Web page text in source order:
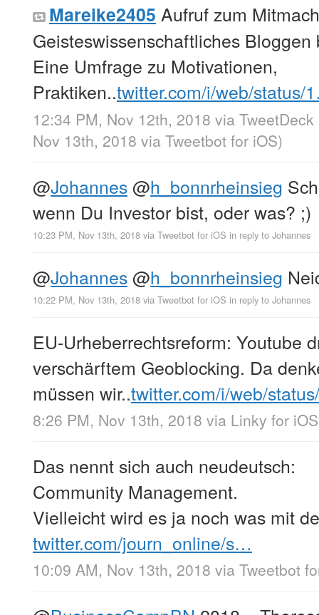
Mareike2405 Aufruf zum
Geisteswissenschaftliches
Eine Umfrage zu Motivationen,
Praktiken..twitter.com/i/web/status/
12:34 PM, Nov 12th, 2018 via TweetDeck
Nov 13th, 2018 via Tweetbot for iΟS)
@Johannes@h_bonnrheinsieg
wenn Du Investor bist, oder was? ;)
10:23 PM, Nov 13th, 2018 via Tweetbot for iΟS in reply to Johannes
@Johannes@h_bonnrheinsieg
10:22 PM, Nov 13th, 2018 via Tweetbot for iΟS in reply to Johannes
EU-Urheberrechtsreform: Youtube
verschärftem Geoblocking. Da
müssen wir..twitter.com/i/web/
8:26 PM, Nov 13th, 2018 via Linky for iOS
Das nennt sich auch neudeutsch:
Community Management.
Vielleicht wird es ja noch was mit
twitter.com/journ_online/s…
10:09 AM, Nov 13th, 2018 via Tweetbot